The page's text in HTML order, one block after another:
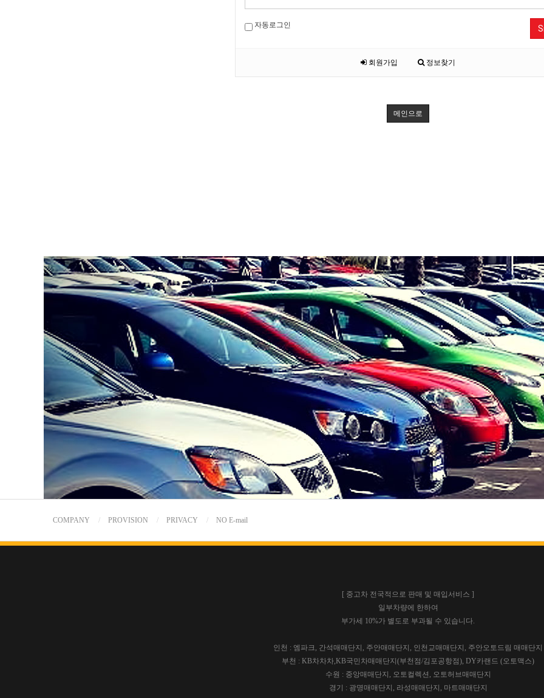
자동로그인
회원가입 정보찾기
메인으로
Previous
COMPANY PROVISION PRIVACY NO E-mail
[ 중고차 전국적으로 판매 및 매입서비스 ]
일부차량에 한하여
부가세 10%가 별도로 부과될 수 있습니다.
인천 : 엠파크, 간석매매단지, 주안매매단지, 인천교매매단지, 주안오토드림 매매단지
부천 : KB차차차,KB국민차매매단지(부천점/김포공항점), DY카랜드 (오토맥스)
수원 : 중앙매매단지, 오토컬렉션, 오토허브매매단지
경기 : 광명매매단지, 라성매매단지, 마트매매단지